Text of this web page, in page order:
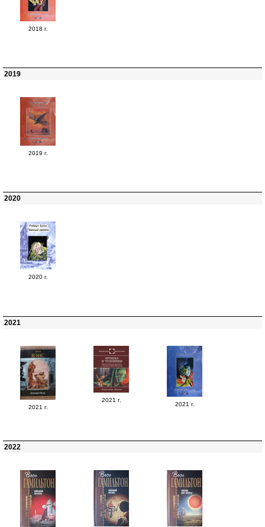
2018 г.
2019
2019 г.
2020
2020 г.
2021
2021 г.
2021 г.
2021 г.
2022